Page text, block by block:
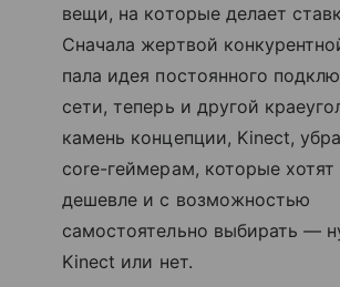
вещи, на которые делает
Сначала жертвой
пала идея постоянного
сети, теперь и другой
камень концепции, Kinect,
core-геймерам, которые хотят
дешевле и с возможностью
самостоятельно выбирать —
Kinect или нет.